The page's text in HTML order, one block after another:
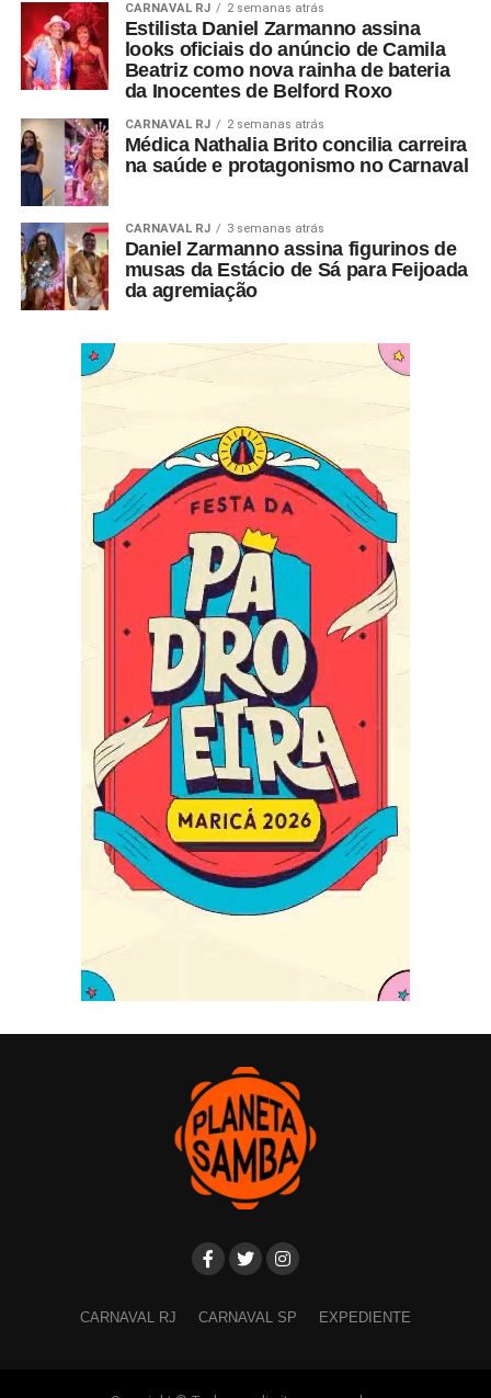
CARNAVAL RJ 2 semanas atrás
Estilista Daniel Zarmanno assina
looks oficiais do anúncio de Camila
Beatriz como nova rainha de bateria
da Inocentes de Belford Roxo
CARNAVAL RJ 2 semanas atrás
Médica Nathalia Brito concilia carreira
na saúde e protagonismo no Carnaval
CARNAVAL RJ 3 semanas atrás
Daniel Zarmanno assina figurinos de
musas da Estácio de Sá para Feijoada
da agremiação
CARNAVAL RJ CARNAVAL SP EXPEDIENTE